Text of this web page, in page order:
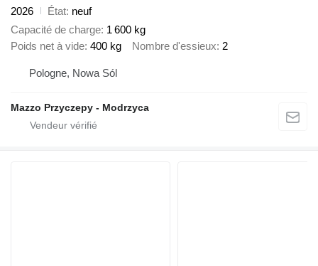
2026
État neuf
Capacité de charge 1 600 kg
Poids net à vide 400 kg Nombre d'essieux 2
Pologne, Nowa Sól
Mazzo Przyczepy - Modrzyca